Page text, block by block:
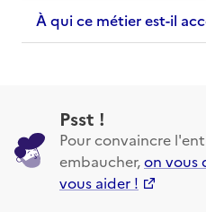
À qui ce métier est-il
Psst !
Pour convaincre
embaucher,on vous
vous aider !